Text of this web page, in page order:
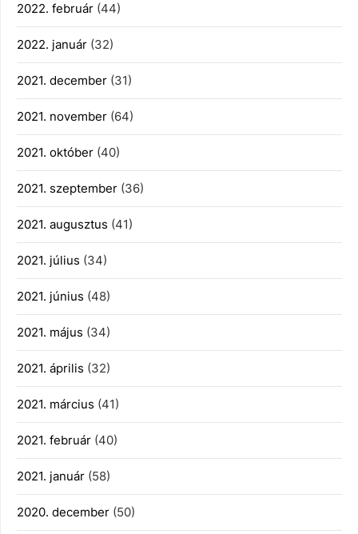
2022. február (44)
2022. január (32)
2021. december (31)
2021. november (64)
2021. október (40)
2021. szeptember (36)
2021. augusztus (41)
2021. július (34)
2021. június (48)
2021. május (34)
2021. április (32)
2021. március (41)
2021. február (40)
2021. január (58)
2020. december (50)